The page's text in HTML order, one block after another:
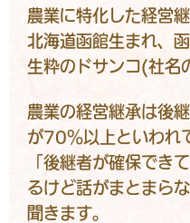
農業に特化した経営
北海道函館生まれ、函
生粋のドサンコ(社名
農業の経営継承は後
が70％以上といわれ
「後継者が確保でき
るけど話がまとまら
聞きます。